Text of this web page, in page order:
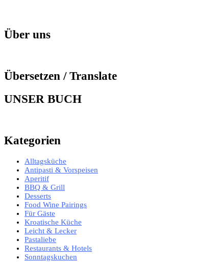
Über uns
Übersetzen / Translate
UNSER BUCH
Kategorien
Alltagsküche
Antipasti & Vorspeisen
Aperitif
BBQ & Grill
Desserts
Food Wine Pairings
Für Gäste
Kroatische Küche
Leicht & Lecker
Pastaliebe
Restaurants & Hotels
Sonntagskuchen